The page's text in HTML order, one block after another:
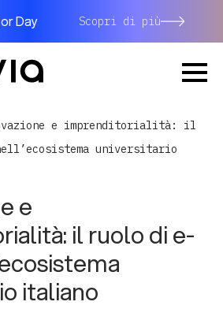
Day Scopri di più
e imprenditorialità: il
universitario
e
il ruolo di e-
italiano